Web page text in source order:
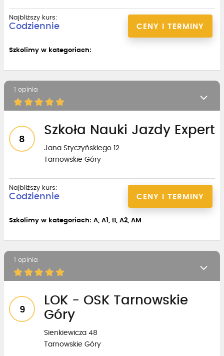
CENY I TERMINY
Najbliższy kurs:
Codziennie
Szkolimy w kategoriach:
1 opinia
8
Szkoła Nauki Jazdy Expert
Jana Styczyńskiego 12
Tarnowskie Góry
CENY I TERMINY
Najbliższy kurs:
Codziennie
Szkolimy w kategoriach: A, A1, B, A2, AM
1 opinia
9
LOK - OSK Tarnowskie
Góry
Sienkiewicza 48
Tarnowskie Góry